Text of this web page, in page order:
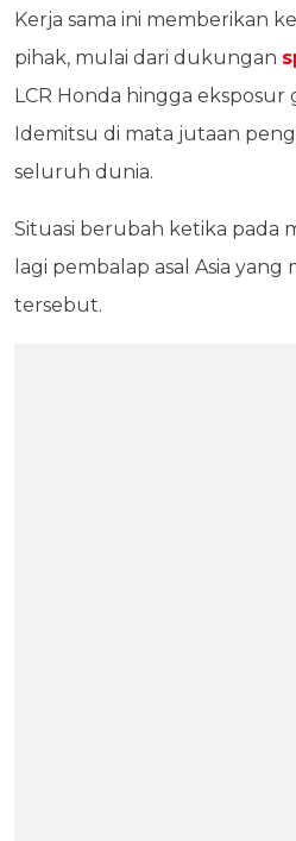
Kerja sama ini memberikan
pihak, mulai dari dukungan
LCR Honda hingga eksposur
Idemitsu di mata jutaan
seluruh dunia.
Situasi berubah ketika pada
lagi pembalap asal Asia
tersebut.